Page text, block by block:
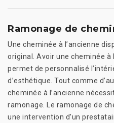
Ramonage de
Une cheminée à l’ancienne
original. Avoir une cheminée à
permet de personnalisé
d’esthétique. Tout comme
cheminée à l’ancienne
ramonage. Le ramonage de
une intervention d’un